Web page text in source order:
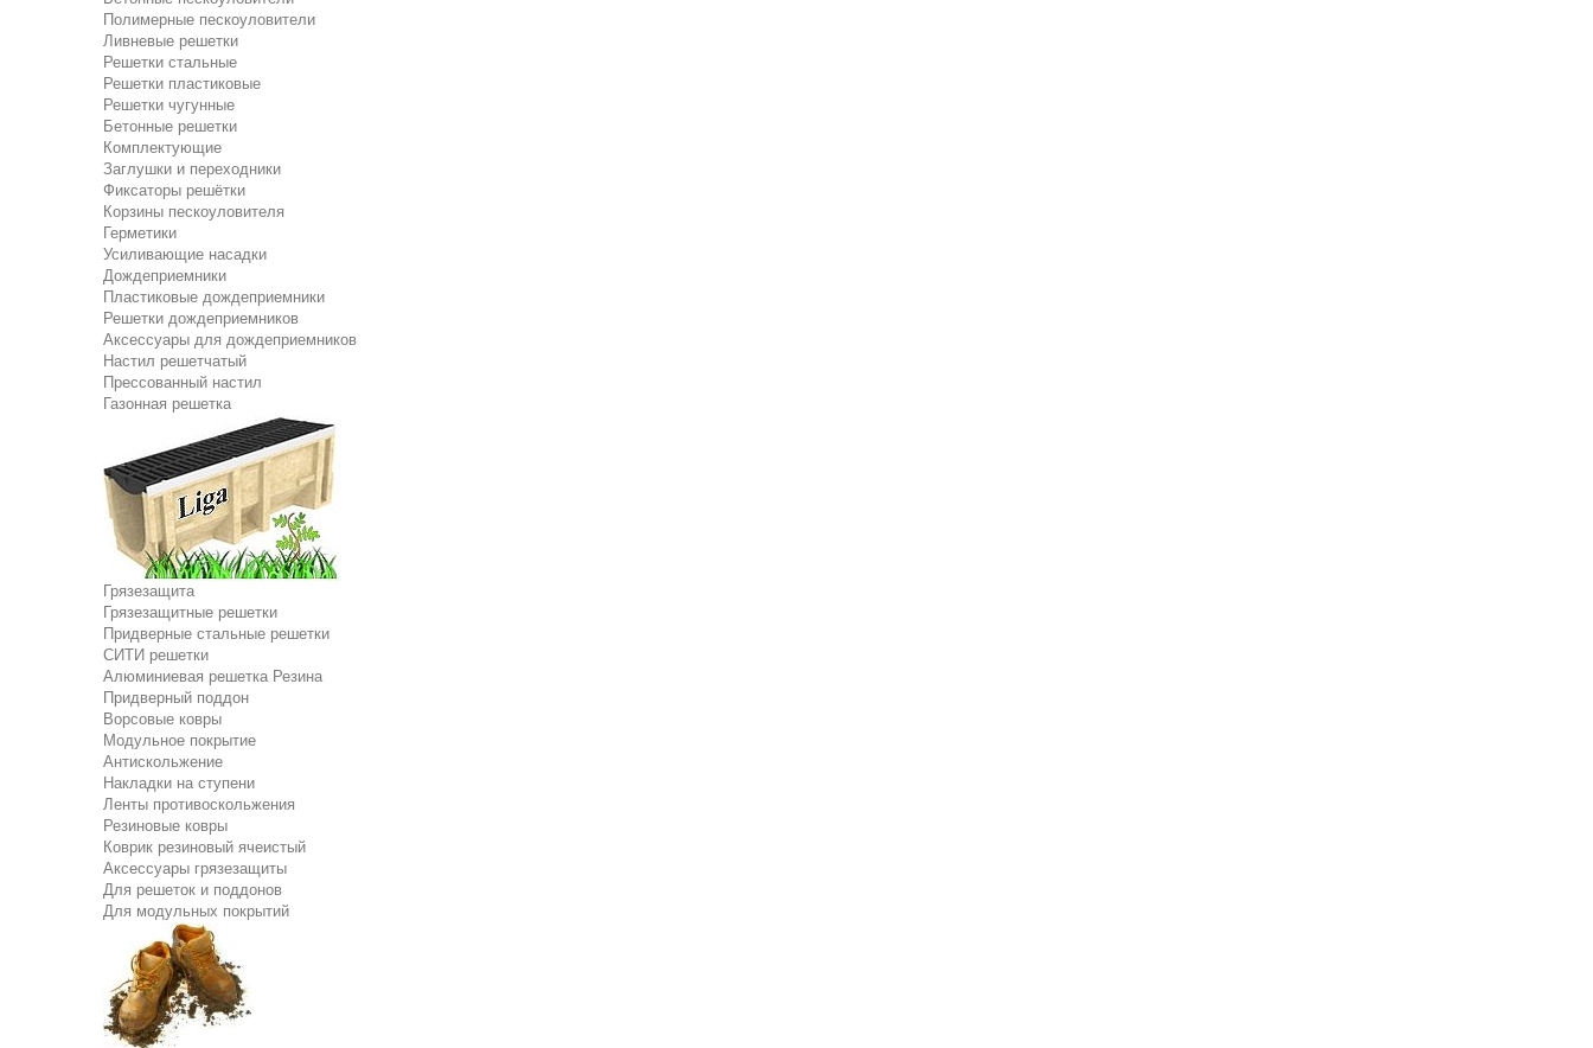
Полимерные пескоуловители
Ливневые решетки
Решетки стальные
Решетки пластиковые
Решетки чугунные
Бетонные решетки
Комплектующие
Заглушки и переходники
Фиксаторы решётки
Корзины пескоуловителя
Герметики
Усиливающие насадки
Дождеприемники
Пластиковые дождеприемники
Решетки дождеприемников
Аксессуары для дождеприемников
Настил решетчатый
Прессованный настил
Газонная решетка
Грязезащита
Грязезащитные решетки
Придверные стальные решетки
СИТИ решетки
Алюминиевая решетка Резина
Придверный поддон
Ворсовые ковры
Модульное покрытие
Антискольжение
Накладки на ступени
Ленты противоскольжения
Резиновые ковры
Коврик резиновый ячеистый
Аксессуары грязезащиты
Для решеток и поддонов
Для модульных покрытий